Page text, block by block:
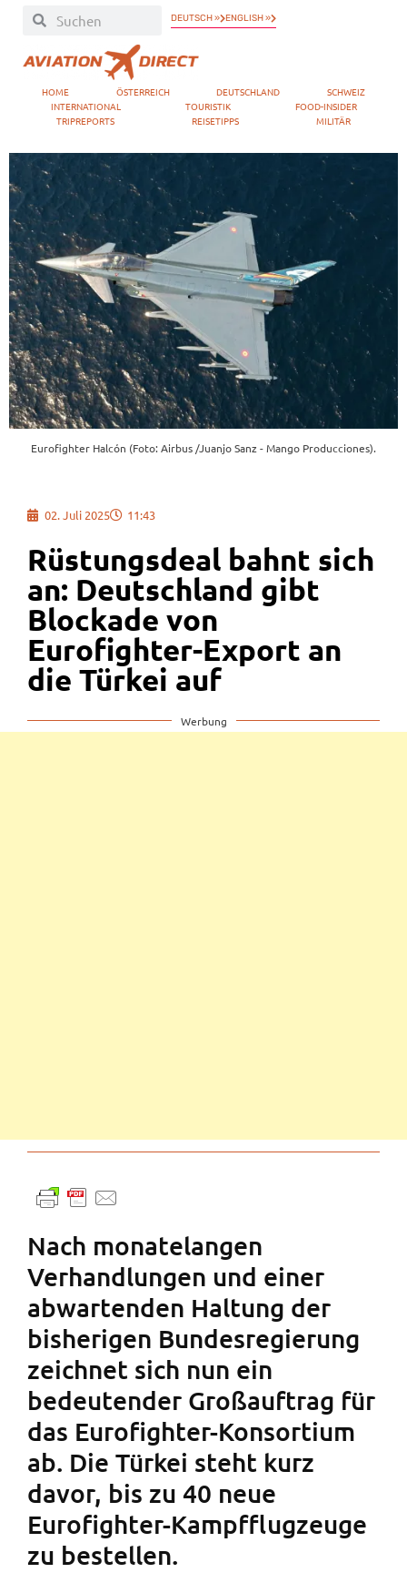
DEUTSCH » ENGLISH »
HOME ÖSTERREICH DEUTSCHLAND
SCHWEIZ
INTERNATIONAL
TOURISTIK
FOOD-INSIDER
TRIPREPORTS
REISETIPPS MILITÄR
Eurofighter Halcón (Foto: Airbus /Juanjo Sanz - Mango Producciones).
02. Juli 2025 11:43
Rüstungsdeal bahnt sich
an: Deutschland gibt
Blockade von
Eurofighter-Export an
die Türkei auf
Werbung
Nach monatelangen
Verhandlungen und einer
abwartenden Haltung der
bisherigen Bundesregierung
zeichnet sich nun ein
bedeutender Großauftrag für
das Eurofighter-Konsortium
ab. Die Türkei steht kurz
davor, bis zu 40 neue
Eurofighter-Kampfflugzeuge
zu bestellen.